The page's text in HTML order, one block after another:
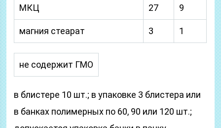
МКЦ 27 9
магния стеарат 3 1
не содержит ГМО
в блистере 10 шт.; в упаковке 3 блистера или
в банках полимерных по 60, 90 или 120 шт.;